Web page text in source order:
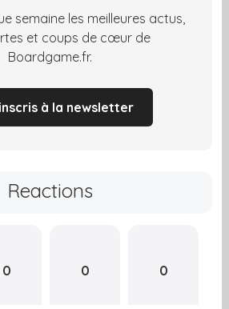
semaine les meilleures actus,
et coups de cœur de
Boardgame.fr.
à la newsletter
Reactions
0 0 0